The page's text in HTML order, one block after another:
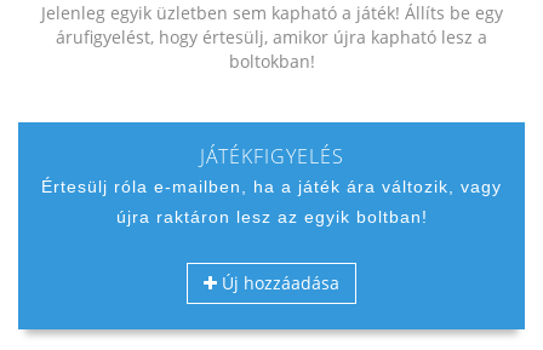
Jelenleg egyik üzletben sem kapható a játék! Állíts be egy
árufigyelést, hogy értesülj, amikor újra kapható lesz a
boltokban!
JÁTÉKFIGYELÉS
Értesülj róla e-mailben, ha a játék ára változik, vagy
újra raktáron lesz az egyik boltban!
Új hozzáadása